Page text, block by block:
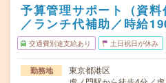
予算管理サポート（資料
／ランチ代補助／時給
交通費別途支給あり 土日祝日が休み
勤務地
東京都港区